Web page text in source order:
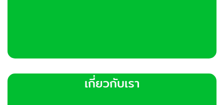
เกี่ยวกับเรา